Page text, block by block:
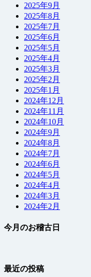
2025年9月
2025年8月
2025年7月
2025年6月
2025年5月
2025年4月
2025年3月
2025年2月
2025年1月
2024年12月
2024年11月
2024年10月
2024年9月
2024年8月
2024年7月
2024年6月
2024年5月
2024年4月
2024年3月
2024年2月
今月のお稽古日
最近の投稿